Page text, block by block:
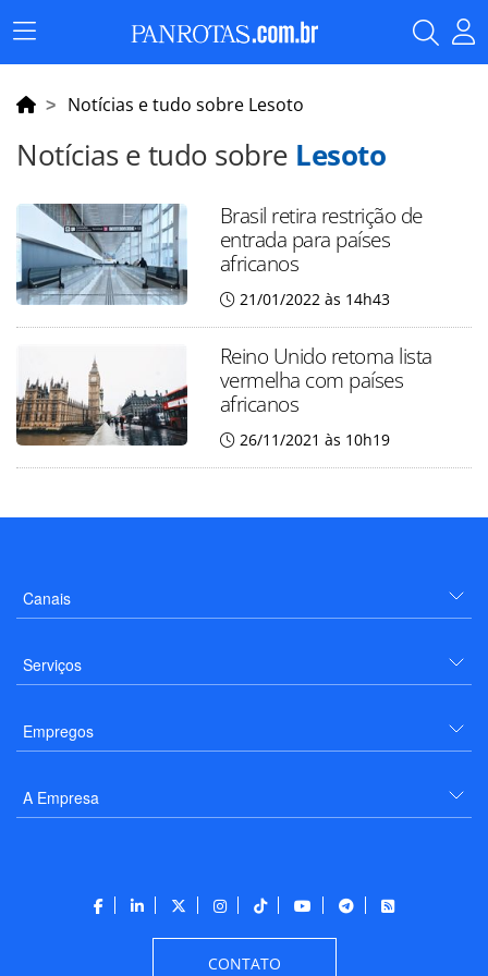
Menu
Principal
Notícias e tudo sobre Lesoto
Notícias e tudo sobre Lesoto
Brasil retira restrição de
entrada para países
africanos
21/01/2022 às 14h43
Reino Unido retoma lista
vermelha com países
africanos
26/11/2021 às 10h19
Canais
Serviços
Empregos
A Empresa
CONTATO